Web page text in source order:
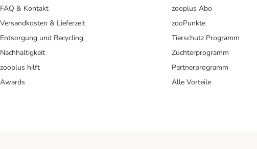
FAQ & Kontakt
Versandkosten & Lieferzeit
Entsorgung und Recycling
Nachhaltigkeit
zooplus hilft
Awards
zooplus Abo
zooPunkte
Tierschutz Programm
Züchterprogramm
Partnerprogramm
Alle Vorteile